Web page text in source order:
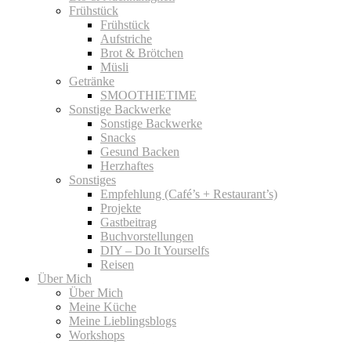
Frühstück
Frühstück
Aufstriche
Brot & Brötchen
Müsli
Getränke
SMOOTHIETIME
Sonstige Backwerke
Sonstige Backwerke
Snacks
Gesund Backen
Herzhaftes
Sonstiges
Empfehlung (Café’s + Restaurant’s)
Projekte
Gastbeitrag
Buchvorstellungen
DIY – Do It Yourselfs
Reisen
Über Mich
Über Mich
Meine Küche
Meine Lieblingsblogs
Workshops